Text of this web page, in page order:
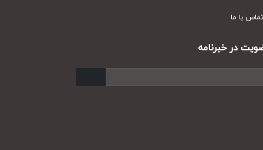
با ما
در خبرنامه